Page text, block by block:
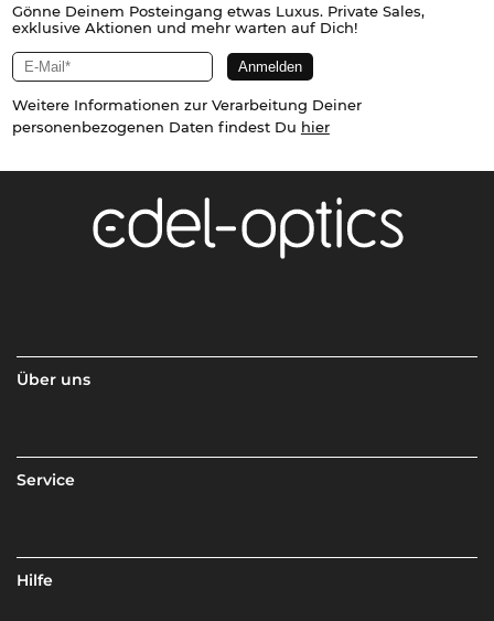
Gönne Deinem Posteingang etwas Luxus. Private Sales,
exklusive Aktionen und mehr warten auf Dich!
Weitere Informationen zur Verarbeitung Deiner
personenbezogenen Daten findest Du hier
Über uns
Service
Hilfe